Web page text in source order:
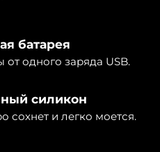
батарея
одного заряда USB.
силикон
сохнет и легко моется.